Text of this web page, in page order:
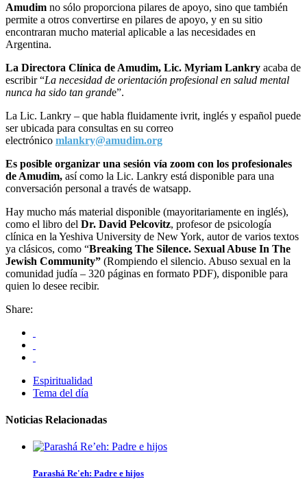
Amudim no sólo proporciona pilares de apoyo, sino que también
permite a otros convertirse en pilares de apoyo, y en su sitio
encontraran mucho material aplicable a las necesidades en
Argentina.
La Directora Clínica de Amudim, Lic. Myriam Lankry acaba de
escribir “La necesidad de orientación profesional en salud mental
nunca ha sido tan grande”.
La Lic. Lankry – que habla fluidamente ivrit, inglés y español puede
ser ubicada para consultas en su correo
electrónico mlankry@amudim.org
Es posible organizar una sesión vía zoom con los profesionales
de Amudim, así como la Lic. Lankry está disponible para una
conversación personal a través de watsapp.
Hay mucho más material disponible (mayoritariamente en inglés),
como el libro del Dr. David Pelcovitz, profesor de psicología
clínica en la Yeshiva University de New York, autor de varios textos
ya clásicos, como “Breaking The Silence. Sexual Abuse In The
Jewish Community” (Rompiendo el silencio. Abuso sexual en la
comunidad judía – 320 páginas en formato PDF), disponible para
quien lo desee recibir.
Share:
Espiritualidad
Tema del día
Noticias Relacionadas
Parashá Re'eh: Padre e hijos